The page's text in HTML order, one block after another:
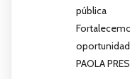
pública
PAOLA